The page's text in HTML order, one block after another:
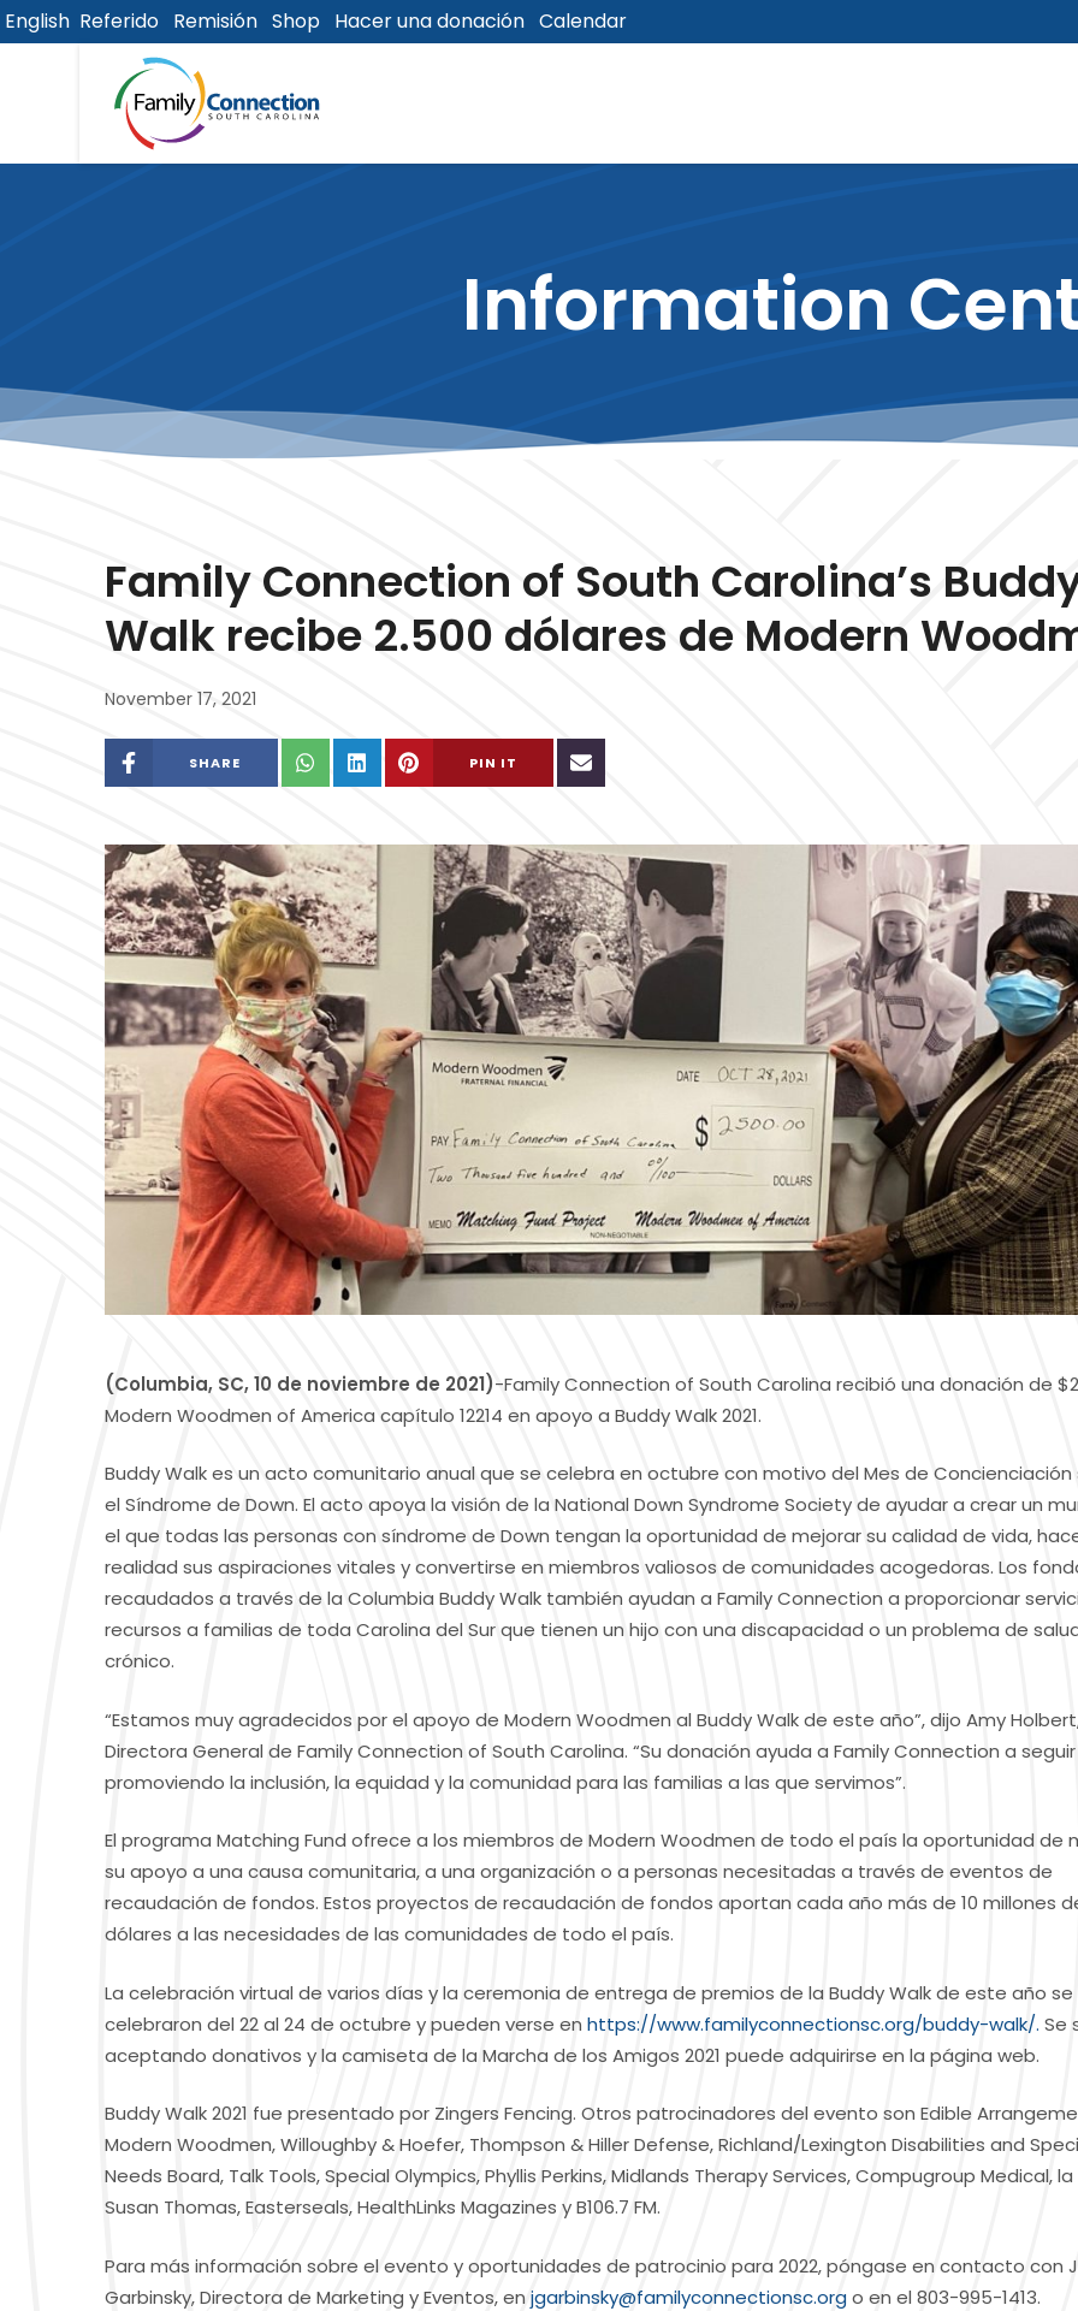
Referido Remisión Shop Hacer una donación Calendar
English
Information
Family Connection of South Carolina’s
Walk recibe 2.500 dólares de Modern
November 17, 2021
SHARE PIN IT
(Columbia, SC, 10 de noviembre de 2021)-Family Connection of South Carolina recibió una donación de
Modern Woodmen of America capítulo 12214 en apoyo a Buddy Walk 2021.
Buddy Walk es un acto comunitario anual que se celebra en octubre con motivo del Mes de Concienciación
el Síndrome de Down. El acto apoya la visión de la National Down Syndrome Society de ayudar a crear un
el que todas las personas con síndrome de Down tengan la oportunidad de mejorar su calidad de vida,
realidad sus aspiraciones vitales y convertirse en miembros valiosos de comunidades acogedoras. Los
recaudados a través de la Columbia Buddy Walk también ayudan a Family Connection a proporcionar
recursos a familias de toda Carolina del Sur que tienen un hijo con una discapacidad o un problema de
crónico.
“Estamos muy agradecidos por el apoyo de Modern Woodmen al Buddy Walk de este año”, dijo Amy
Directora General de Family Connection of South Carolina. “Su donación ayuda a Family Connection a seguir
promoviendo la inclusión, la equidad y la comunidad para las familias a las que servimos”.
El programa Matching Fund ofrece a los miembros de Modern Woodmen de todo el país la oportunidad de
su apoyo a una causa comunitaria, a una organización o a personas necesitadas a través de eventos de
recaudación de fondos. Estos proyectos de recaudación de fondos aportan cada año más de 10 millones
dólares a las necesidades de las comunidades de todo el país.
La celebración virtual de varios días y la ceremonia de entrega de premios de la Buddy Walk de este año se
celebraron del 22 al 24 de octubre y pueden verse en https://www.familyconnectionsc.org/buddy-walk/. Se
aceptando donativos y la camiseta de la Marcha de los Amigos 2021 puede adquirirse en la página web.
Buddy Walk 2021 fue presentado por Zingers Fencing. Otros patrocinadores del evento son Edible
Modern Woodmen, Willoughby & Hoefer, Thompson & Hiller Defense, Richland/Lexington Disabilities and
Needs Board, Talk Tools, Special Olympics, Phyllis Perkins, Midlands Therapy Services, Compugroup Medical, la
Susan Thomas, Easterseals, HealthLinks Magazines y B106.7 FM.
Para más información sobre el evento y oportunidades de patrocinio para 2022, póngase en contacto con
Garbinsky, Directora de Marketing y Eventos, enjgarbinsky@familyconnectionsc.org o en el 803-995-1413.